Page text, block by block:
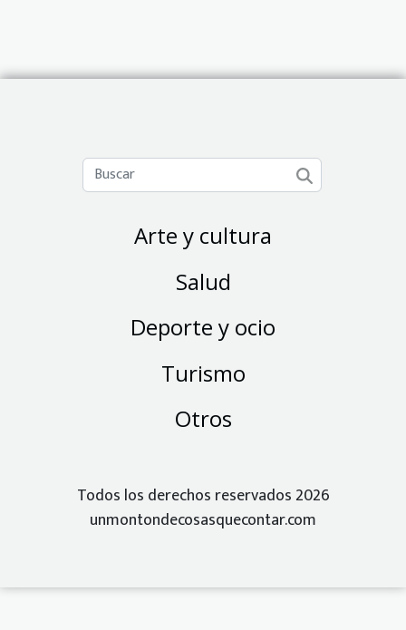
Arte y cultura
Salud
Deporte y ocio
Turismo
Otros
Todos los derechos reservados 2026
unmontondecosasquecontar.com